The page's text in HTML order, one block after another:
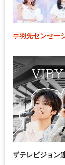
手羽先センセー
ザテレビジョン